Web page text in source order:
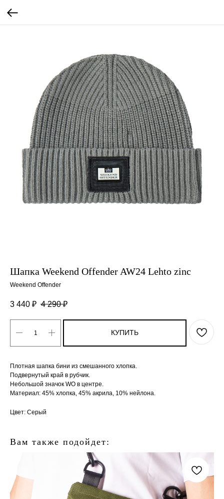
Шапка Weekend Offender AW24 Lehto zinc
Weekend Offender
3 440 ₽ 4 290 ₽
КУПИТЬ
Плотная шапка бини из смешанного хлопка.
Подвернутый край в рубчик.
Небольшой значок WO в центре.
Материал: 45% хлопка, 45% акрила, 10% нейлона.
Цвет: Серый
Вам также подойдет: